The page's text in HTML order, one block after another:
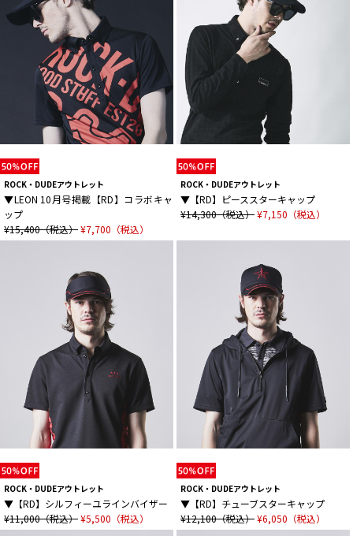
ROCK・DUDEアウトレット
▼LEON 10月号掲載【RD】コラボキャ
ップ
¥15,400（税込）¥7,700（税込）
ROCK・DUDEアウトレット
▼【RD】ピーススターキャップ
¥14,300（税込）¥7,150（税込）
ROCK・DUDEアウトレット
▼【RD】シルフィーユラインバイザー
¥11,000（税込）¥5,500（税込）
ROCK・DUDEアウトレット
▼【RD】チューブスターキャップ
¥12,100（税込）¥6,050（税込）